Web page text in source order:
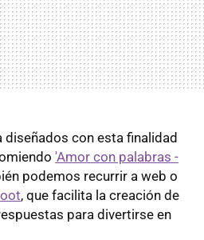
diseñados con esta finalidad
'Amor con palabras -
podemos recurrir a web o
, que facilita la creación de
para divertirse en